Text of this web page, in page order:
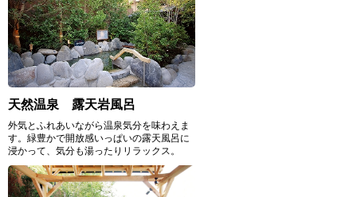
天然温泉 露天岩風呂
外気とふれあいながら温泉気分を味わえま
す。緑豊かで開放感いっぱいの露天風呂に
浸かって、気分も湯ったりリラックス。